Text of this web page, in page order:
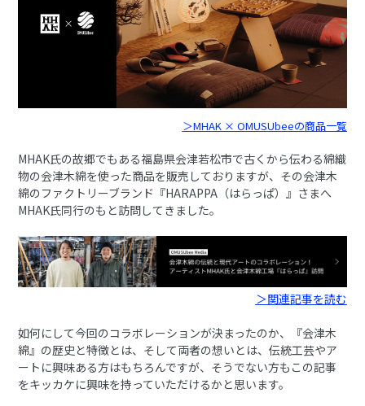
＞MHAK × OMUSUbeeの商品一覧
MHAK氏の故郷でもある福島県会津若松市で古くから伝わる綿織
物の会津木綿を使った商品を販売しておりますが、その会津木
綿のファクトリーブランド『HARAPPA（はらっぱ）』さまへ
MHAK氏同行のもと訪問してきました。
＞関連記事を読む
如何にして今回のコラボレーションが決まったのか、『会津木
綿』の歴史と特徴とは、そして両者の想いとは、伝統工芸やア
ートに興味ある方はもちろんですが、そうでない方もこの記事
をキッカケに興味を持っていただけるかと思います。